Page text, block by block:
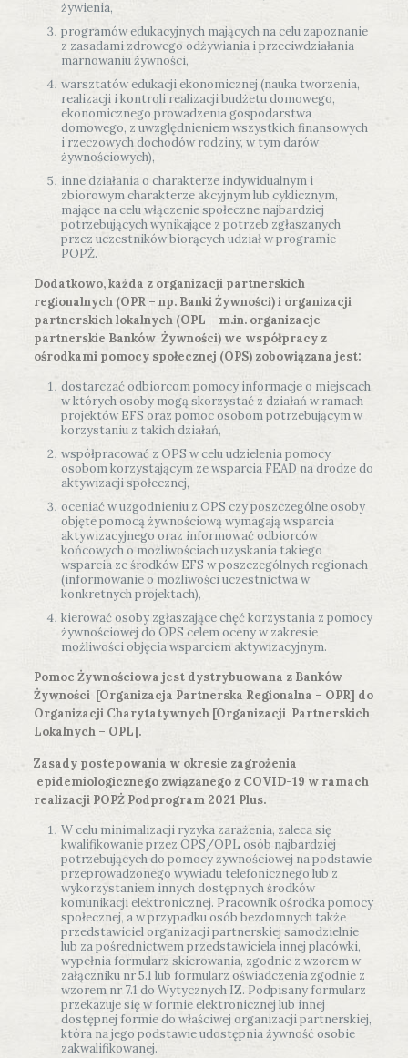
żywienia,
programów edukacyjnych mających na celu zapoznanie
z zasadami zdrowego odżywiania i przeciwdziałania
marnowaniu żywności,
warsztatów edukacji ekonomicznej (nauka tworzenia,
realizacji i kontroli realizacji budżetu domowego,
ekonomicznego prowadzenia gospodarstwa
domowego, z uwzględnieniem wszystkich finansowych
i rzeczowych dochodów rodziny, w tym darów
żywnościowych),
inne działania o charakterze indywidualnym i
zbiorowym charakterze akcyjnym lub cyklicznym,
mające na celu włączenie społeczne najbardziej
potrzebujących wynikające z potrzeb zgłaszanych
przez uczestników biorących udział w programie
POPŻ.
Dodatkowo, każda z organizacji partnerskich
regionalnych (OPR – np. Banki Żywności) i organizacji
partnerskich lokalnych (OPL – m.in. organizacje
partnerskie Banków Żywności) we współpracy z
ośrodkami pomocy społecznej (OPS) zobowiązana jest:
dostarczać odbiorcom pomocy informacje o miejscach,
w których osoby mogą skorzystać z działań w ramach
projektów EFS oraz pomoc osobom potrzebującym w
korzystaniu z takich działań,
współpracować z OPS w celu udzielenia pomocy
osobom korzystającym ze wsparcia FEAD na drodze do
aktywizacji społecznej,
oceniać w uzgodnieniu z OPS czy poszczególne osoby
objęte pomocą żywnościową wymagają wsparcia
aktywizacyjnego oraz informować odbiorców
końcowych o możliwościach uzyskania takiego
wsparcia ze środków EFS w poszczególnych regionach
(informowanie o możliwości uczestnictwa w
konkretnych projektach),
kierować osoby zgłaszające chęć korzystania z pomocy
żywnościowej do OPS celem oceny w zakresie
możliwości objęcia wsparciem aktywizacyjnym.
Pomoc Żywnościowa jest dystrybuowana z Banków
Żywności [Organizacja Partnerska Regionalna – OPR] do
Organizacji Charytatywnych [Organizacji Partnerskich
Lokalnych – OPL].
Zasady postepowania w okresie zagrożenia
epidemiologicznego związanego z COVID-19 w ramach
realizacji POPŻ Podprogram 2021 Plus.
W celu minimalizacji ryzyka zarażenia, zaleca się
kwalifikowanie przez OPS/OPL osób najbardziej
potrzebujących do pomocy żywnościowej na podstawie
przeprowadzonego wywiadu telefonicznego lub z
wykorzystaniem innych dostępnych środków
komunikacji elektronicznej. Pracownik ośrodka pomocy
społecznej, a w przypadku osób bezdomnych także
przedstawiciel organizacji partnerskiej samodzielnie
lub za pośrednictwem przedstawiciela innej placówki,
wypełnia formularz skierowania, zgodnie z wzorem w
załączniku nr 5.1 lub formularz oświadczenia zgodnie z
wzorem nr 7.1 do Wytycznych IZ. Podpisany formularz
przekazuje się w formie elektronicznej lub innej
dostępnej formie do właściwej organizacji partnerskiej,
która na jego podstawie udostępnia żywność osobie
zakwalifikowanej.